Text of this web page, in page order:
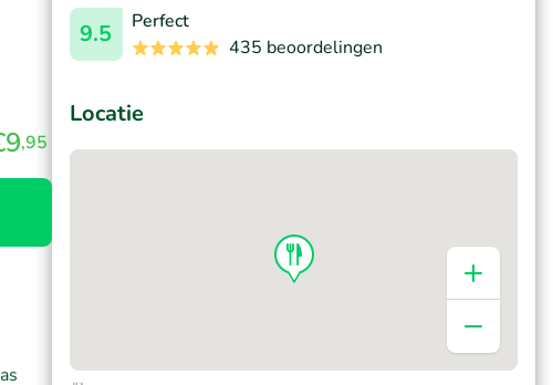
,95
9.5
Perfect
435 beoordelingen
Locatie